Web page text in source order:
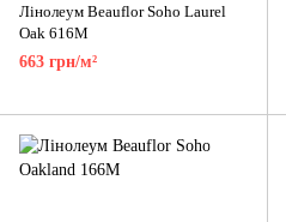
Лінолеум Beauflor Soho Laurel
Oak 616M
663 грн/м²